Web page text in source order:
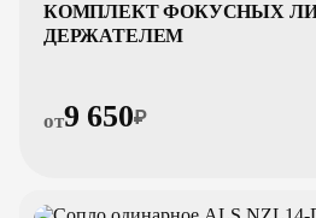
КОМПЛЕКТ ФОКУСНЫХ
ДЕРЖАТЕЛЕМ
от9 650₽